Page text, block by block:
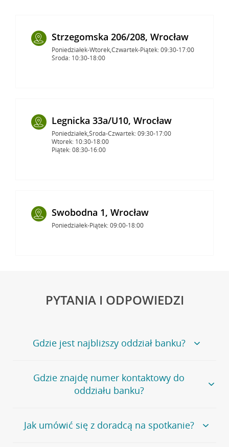
Strzegomska 206/208, Wrocław
Poniedziałek-Wtorek,Czwartek-Piątek: 09:30-17:00
Środa: 10:30-18:00
Legnicka 33a/U10, Wrocław
Poniedziałek,Środa-Czwartek: 09:30-17:00
Wtorek: 10:30-18:00
Piątek: 08:30-16:00
Swobodna 1, Wrocław
Poniedziałek-Piątek: 09:00-18:00
PYTANIA I ODPOWIEDZI
Gdzie jest najbliższy oddział banku?
Jeśli szukasz oddziału naszego banku, zapraszamy na
stronęPlacówki i bankomaty, na której znajduje się
wygodna wyszukiwarka.
oddziałów
Gdzie znajdę numer kontaktowy do
oddziału banku?
Bank Credit Agricole nie udostępnia ogólnego numeru
telefonu do placówki bankowej.
Jak umówić się z doradcą na spotkanie?